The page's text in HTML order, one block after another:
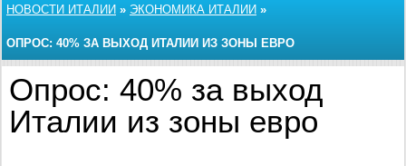
НОВОСТИ ИТАЛИИ » ЭКОНОМИКА ИТАЛИИ »
ОПРОС: 40% ЗА ВЫХОД ИТАЛИИ ИЗ ЗОНЫ ЕВРО
Опрос: 40% за выход
Италии из зоны евро